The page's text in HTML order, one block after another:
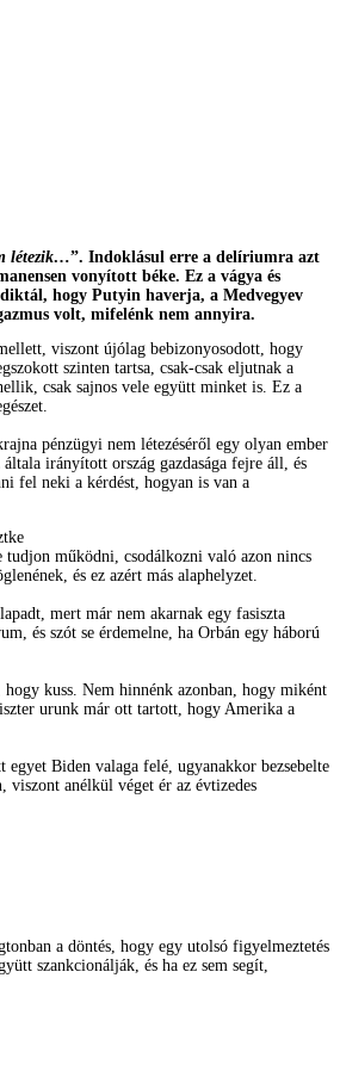
létezik…”. Indoklásul erre a delíriumra azt
vonyított béke. Ez a vágya és
hogy Putyin haverja, a Medvegyev
volt, mifelénk nem annyira.
viszont újólag bebizonyosodott, hogy
szinten tartsa, csak-csak eljutnak a
csak sajnos vele együtt minket is. Ez a
pénzügyi nem létezéséről egy olyan ember
irányított ország gazdasága fejre áll, és
fel neki a kérdést, hogyan is van a
tudjon működni, csodálkozni való azon nincs
és ez azért más alaphelyzet.
mert már nem akarnak egy fasiszta
és szót se érdemelne, ha Orbán egy háború
kuss. Nem hinnénk azonban, hogy miként
urunk már ott tartott, hogy Amerika a
Biden valaga felé, ugyanakkor bezsebelte
viszont anélkül véget ér az évtizedes
a döntés, hogy egy utolsó figyelmeztetés
szankcionálják, és ha ez sem segít,